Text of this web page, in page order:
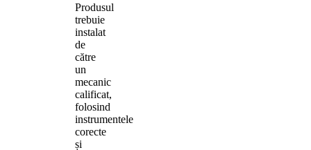
Produsul
trebuie
instalat
de
către
un
mecanic
calificat,
folosind
instrumentele
corecte
și